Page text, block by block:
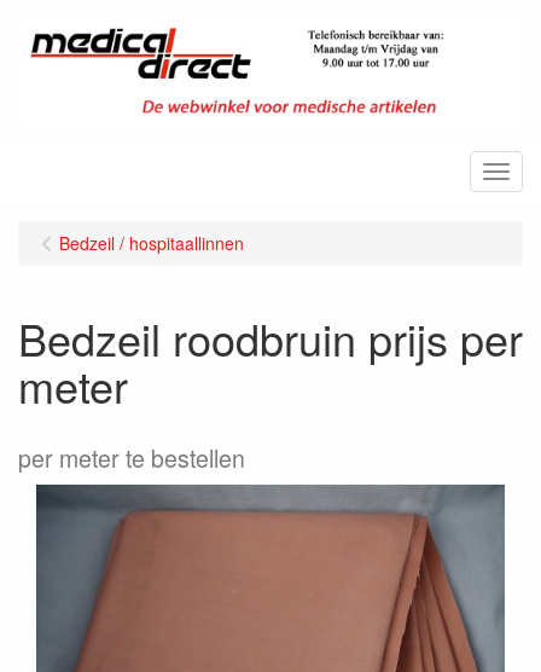
Menu
Bedzeil / hospitaallinnen
Bedzeil roodbruin prijs per
meter
per meter te bestellen